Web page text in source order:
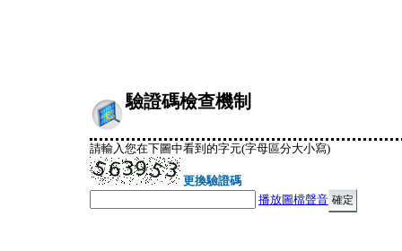
驗證碼檢查機制
請輸入您在下圖中看到的字元(字母區分大小寫)
更換驗證碼
播放圖檔聲音